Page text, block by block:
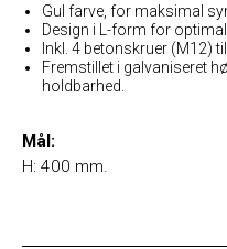
Gul farve, for maksimal
Design i L-form for optimal
Inkl. 4 betonskruer (M12)
Fremstillet i galvaniseret
holdbarhed.
Mål:
H: 400 mm.